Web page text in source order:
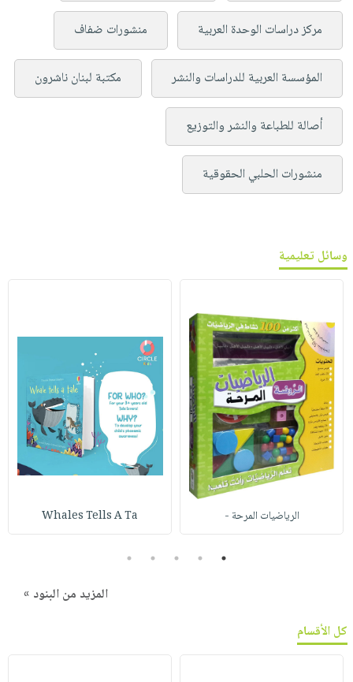
مركز دراسات الوحدة العربية منشورات ضفاف
المؤسسة العربية للدراسات والنشر مكتبة لبنان ناشرون
أصالة للطباعة والنشر والتوزيع
منشورات الحلبي الحقوقية
وسائل تعليمية
الرياضيات المرحة - Whales Tells A Ta
1
2
3
4
5
المزيد من البنود »
كل الأقسام